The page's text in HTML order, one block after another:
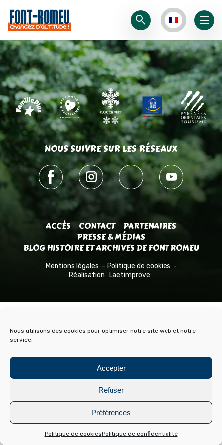
Nous utilisons des cookies pour optimiser notre site web et notre
service.
Accepter
Refuser
Préférences
Politique de cookiesPolitique de confidentialité
NOUS SUIVRE SUR LES RÉSEAUX
ACCÈS CONTACT
PARTENAIRES
PRESSE & MÉDIAS
BLOG HISTOIRE ET ARCHIVES DE FONT ROMEU
Mentions légales
Politique de cookies
Réalisation : Laetimprove